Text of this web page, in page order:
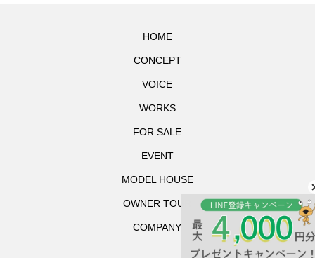
HOME
CONCEPT
VOICE
WORKS
FOR SALE
EVENT
MODEL HOUSE
OWNER TOUR
COMPANY